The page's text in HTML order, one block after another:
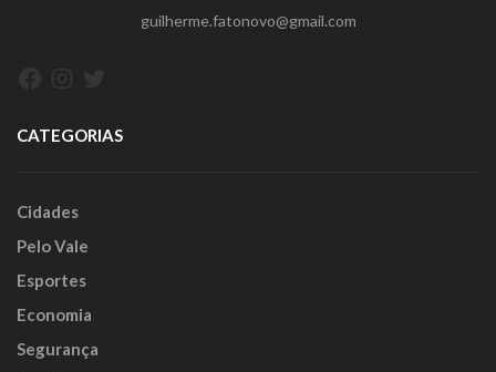
guilherme.fatonovo@gmail.com
CATEGORIAS
Cidades
Pelo Vale
Esportes
Economia
Segurança